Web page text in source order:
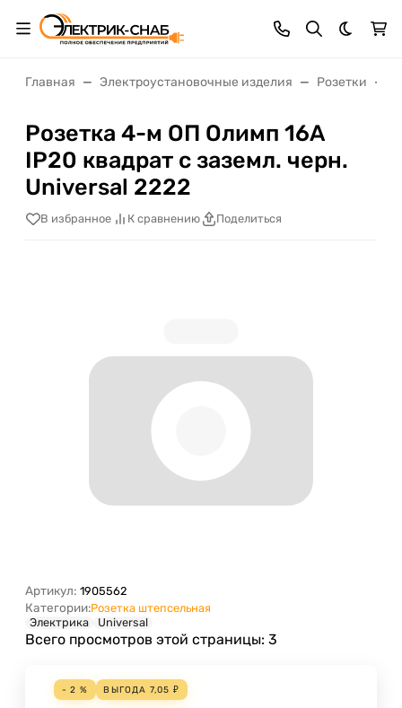
Темная
Главная Электроустановочные изделия Розетки
Розетка 4-м ОП Олимп 16А
IP20 квадрат с заземл. черн.
Universal 2222
В избранное К сравнению Поделиться
Артикул: 1905562
Категории:Розетка штепсельная
Электрика
Universal
Всего просмотров этой страницы: 3
- 2 % ВЫГОДА 7,05 ₽